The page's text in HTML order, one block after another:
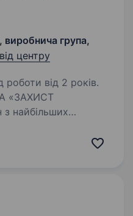
виробнича група,
центру
роботи від 2 років.
«ЗАХИСТ
найбільших
сировини.